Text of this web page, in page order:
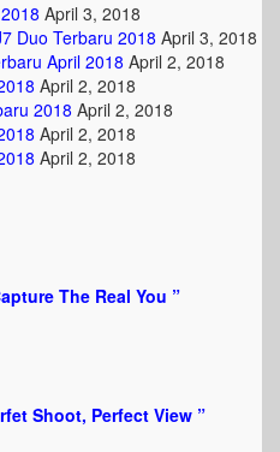
April 3, 2018
Duo Terbaru 2018 April 3, 2018
April 2018 April 2, 2018
April 2, 2018
2018 April 2, 2018
April 2, 2018
April 2, 2018
The Real You ”
Shoot, Perfect View ”